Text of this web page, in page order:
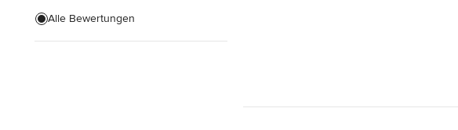
Armaturen & Sanitärbedarf
Beleuchtung
Alle Bewertungen